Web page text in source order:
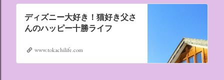
ディズニー大好き！猫好き父さ
んのハッピー十勝ライフ
www.tokachilife.com